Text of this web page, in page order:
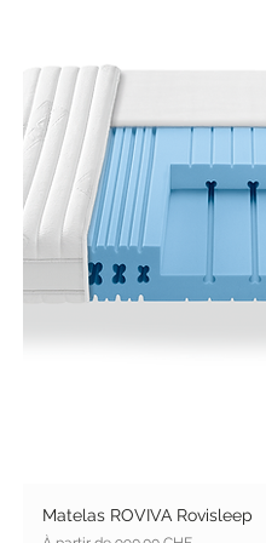
Matelas ROVIVA Rovisleep